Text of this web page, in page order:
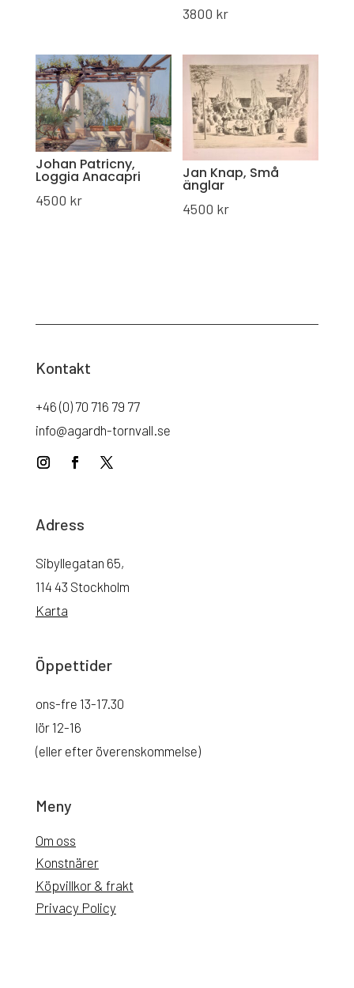
3800 kr
Johan Patricny,
Loggia Anacapri
4500 kr
Jan Knap, Små
änglar
4500 kr
Kontakt
+46 (0) 70 716 79 77
info@agardh-tornvall.se
Adress
Sibyllegatan 65,
114 43 Stockholm
Karta
Öppettider
ons-fre 13-17.30
lör 12-16
(eller efter överenskommelse)
Meny
Om oss
Konstnärer
Köpvillkor & frakt
Privacy Policy